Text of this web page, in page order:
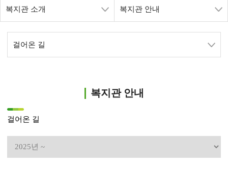
복지관 소개 복지관 안내
걸어온 길
복지관 안내
걸어온 길